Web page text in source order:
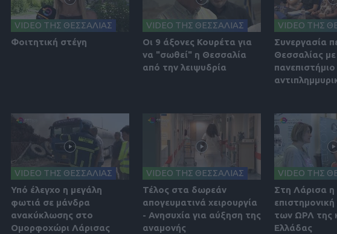
VIDEO ΤΗΣ ΘΕΣΣΑΛΙΑΣ
Φοιτητική στέγη
VIDEO ΤΗΣ ΘΕΣΣΑΛΙΑΣ
Οι 9 άξονες Κουρέτα για
να "σωθεί" η Θεσσαλία
από την λειψυδρία
VIDEO ΤΗΣ
Συνεργασία
Θεσσαλίας
VIDEO ΤΗΣ ΘΕΣΣΑΛΙΑΣ
Υπό έλεγχο η μεγάλη
φωτιά σε μάνδρα
ανακύκλωσης στο
Ομορφοχώρι Λάρισας
VIDEO ΤΗΣ ΘΕΣΣΑΛΙΑΣ
Τέλος στα δωρεάν
απογευματινά χειρουργία
- Ανησυχία για αύξηση της
αναμονής
VIDEO ΤΗΣ
Στη Λάρισα η
των ΩΡΛ της
Ελλάδας